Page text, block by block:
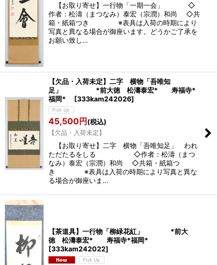
【お取り寄せ】一行物「一期一会」 ◇
作者：松濤（まつなみ）泰宏（宗潤）和尚 ◇共
箱・紙箱つき ※表具は入荷の時期により
写真と異なる場合が御座います。どうかご了承を
お願い致し…
【欠品・入荷未定】二字 横物「吾唯知
足」 *前大徳 松濤泰宏* 寿福寺*
福岡*
[333kam242026]
45,500円(税込)
【欠品・入荷未定】
【お取り寄せ】二字 横物「吾唯知足」 われ
ただたるをしる ◇作者：松濤（まつ
なみ）泰宏（宗潤）和尚 ◇共箱・紙箱つ
き ※表具は入荷の時期により写真と異な
る場合が御座いま…
【茶道具】一行物「柳緑花紅」 *前大
徳 松濤泰宏* 寿福寺*福岡*
[333kam242022]